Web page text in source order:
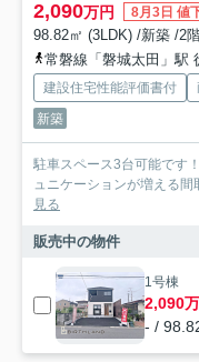
2,090万円 8月3日 値
98.82㎡ (3LDK) /新築 /2
常磐線「磐城太田」駅
建設住宅性能評価書付
新築
駐車スペース3台可能です
ュニケーションが増える
見る
販売中の物件
1号棟
2,090
- /